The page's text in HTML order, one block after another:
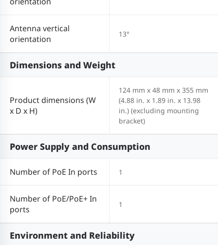
Antenna vertical
orientation
13°
Dimensions and Weight
Product dimensions (W
x D x H)
124 mm x 48 mm x 355 mm
(4.88 in. x 1.89 in. x 13.98
in.) (excluding mounting
bracket)
Power Supply and Consumption
Number of PoE In ports 1
Number of PoE/PoE+ In
ports
1
Environment and Reliability